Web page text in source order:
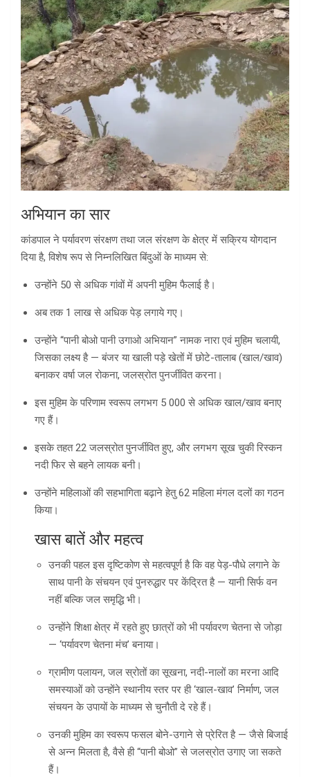
अभियान का सार
कांडपाल ने पर्यावरण संरक्षण तथा जल संरक्षण के क्षेत्र में सक्रिय योगदान
दिया है, विशेष रूप से निम्नलिखित बिंदुओं के माध्यम से:
उन्होंने 50 से अधिक गांवों में अपनी मुहिम फैलाई है।
अब तक 1 लाख से अधिक पेड़ लगाये गए।
उन्होंने “पानी बोओ पानी उगाओ अभियान” नामक नारा एवं मुहिम चलायी,
जिसका लक्ष्य है — बंजर या खाली पड़े खेतों में छोटे-तालाब (खाल/खाव)
बनाकर वर्षा जल रोकना, जलस्रोत पुनर्जीवित करना।
इस मुहिम के परिणाम स्वरूप लगभग 5 000 से अधिक खाल/खाव बनाए
गए हैं।
इसके तहत 22 जलस्रोत पुनर्जीवित हुए, और लगभग सूख चुकी रिस्कन
नदी फिर से बहने लायक बनी।
उन्होंने महिलाओं की सहभागिता बढ़ाने हेतु 62 महिला मंगल दलों का गठन
किया।
खास बातें और महत्व
उनकी पहल इस दृष्टिकोण से महत्वपूर्ण है कि वह पेड़-पौधे लगाने के
साथ पानी के संचयन एवं पुनरुद्धार पर केंद्रित है — यानी सिर्फ वन
नहीं बल्कि जल समृद्धि भी।
उन्होंने शिक्षा क्षेत्र में रहते हुए छात्रों को भी पर्यावरण चेतना से जोड़ा
— ‘पर्यावरण चेतना मंच’ बनाया।
ग्रामीण पलायन, जल स्रोतों का सूखना, नदी-नालों का मरना आदि
समस्याओं को उन्होंने स्थानीय स्तर पर ही ‘खाल-खाव’ निर्माण, जल
संचयन के उपायों के माध्यम से चुनौती दे रहे हैं।
उनकी मुहिम का स्वरूप फसल बोने-उगाने से प्रेरित है — जैसे बिजाई
से अन्न मिलता है, वैसे ही “पानी बोओ” से जलस्रोत उगाए जा सकते
हैं।